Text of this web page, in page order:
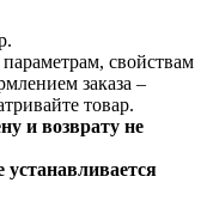
свойствам
заказа –
товар.
и возврату не
устанавливается